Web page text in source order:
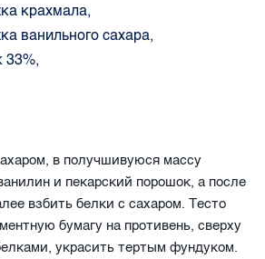
крахмала,
ванильного сахара,
33%,
в получшивуюся массу
и пекарский порошок, а после
взбить белки с сахаром. Тесто
бумагу на противень, сверху
украсить тертым фундуком.